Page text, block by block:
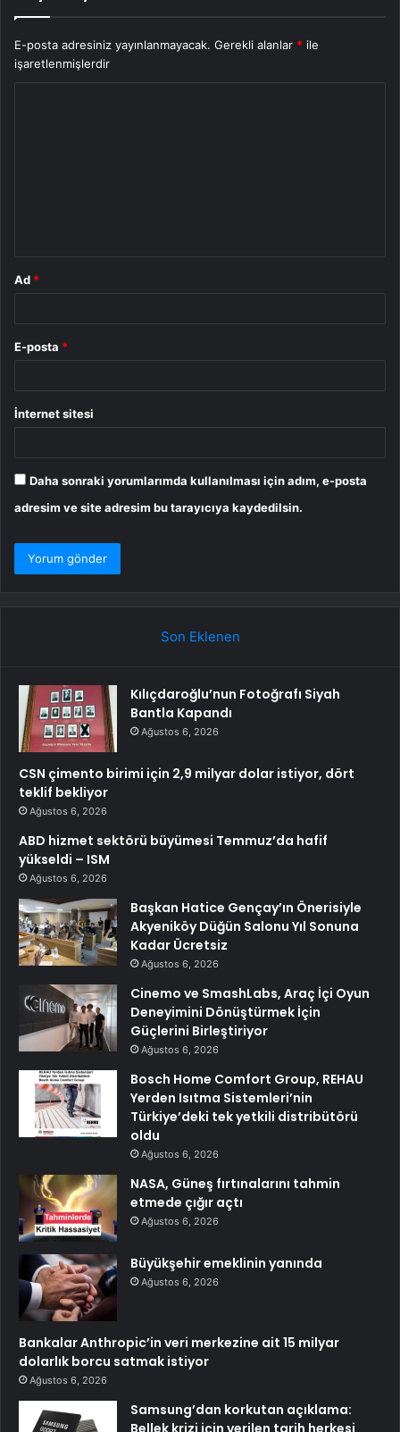
E-posta adresiniz yayınlanmayacak. Gerekli alanlar * ile
işaretlenmişlerdir
Ad *
E-posta *
İnternet sitesi
Daha sonraki yorumlarımda kullanılması için adım, e-posta
adresim ve site adresim bu tarayıcıya kaydedilsin.
Son Eklenen
Kılıçdaroğlu’nun Fotoğrafı Siyah
Bantla Kapandı
Ağustos 6, 2026
CSN çimento birimi için 2,9 milyar dolar istiyor, dört
teklif bekliyor
Ağustos 6, 2026
ABD hizmet sektörü büyümesi Temmuz’da hafif
yükseldi – ISM
Ağustos 6, 2026
Başkan Hatice Gençay’ın Önerisiyle
Akyeniköy Düğün Salonu Yıl Sonuna
Kadar Ücretsiz
Ağustos 6, 2026
Cinemo ve SmashLabs, Araç İçi Oyun
Deneyimini Dönüştürmek İçin
Güçlerini Birleştiriyor
Ağustos 6, 2026
Bosch Home Comfort Group, REHAU
Yerden Isıtma Sistemleri’nin
Türkiye’deki tek yetkili distribütörü
oldu
Ağustos 6, 2026
NASA, Güneş fırtınalarını tahmin
etmede çığır açtı
Ağustos 6, 2026
Büyükşehir emeklinin yanında
Ağustos 6, 2026
Bankalar Anthropic’in veri merkezine ait 15 milyar
dolarlık borcu satmak istiyor
Ağustos 6, 2026
Samsung’dan korkutan açıklama:
Bellek krizi için verilen tarih herkesi